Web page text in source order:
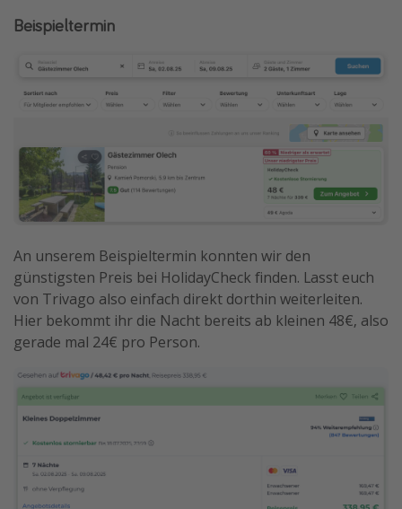
Beispieltermin
An unserem Beispieltermin konnten wir den
günstigsten Preis bei HolidayCheck finden. Lasst euch
von Trivago also einfach direkt dorthin weiterleiten.
Hier bekommt ihr die Nacht bereits ab kleinen 48€, also
gerade mal 24€ pro Person.